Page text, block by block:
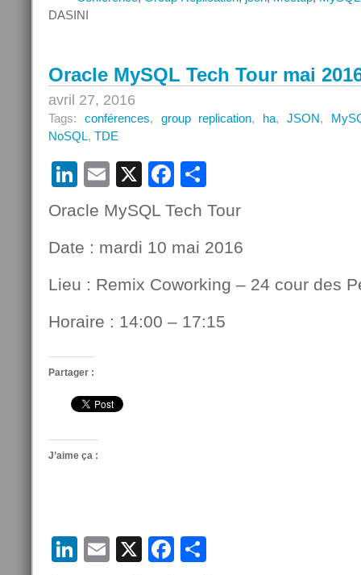
DASINI
Oracle MySQL Tech Tour mai
avril 27, 2016
Tags: conférences, group replication, ha, JSON,
NoSQL, TDE
LinkedIn
Email
X Facebook
Oracle MySQL Tech Tour
Date : mardi 10 mai 2016
Lieu : Remix Coworking – 24 cour des
Horaire : 14:00 – 17:15
Partager :
J’aime ça :
LinkedIn
Email
X Facebook